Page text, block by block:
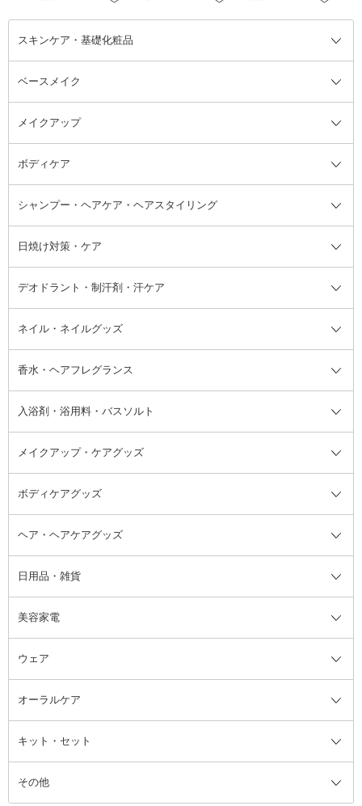
スキンケア・基礎化粧品
スキンケア・基礎化粧品全て
洗顔料
美容液
オールインワン化粧品 フェイスクリーム
フェイスオイル・バーム
ブースター・導入液
洗い流すパック・マスク
リップクリーム・リップケア
顔用マッサージ料
ベースメイク
ベースメイク全て
BBクリーム
コンシーラー ファンデーション
フェイスパウダー
メイクアップ
メイクアップ全て
まつげ美容液 つけまつげ
アイシャドウ
アイブロウ・眉マスカラ
チーク
ハイライト・シェーディング
ボディケア
ボディケア全て
ボディソープ・ハンドソープ・石
けん
ボディケア
レッグ・フットケア
バストケア
ネイルケア
脱毛・除毛ケア
シャンプー・ヘアケア・ヘアスタイリング
シャンプー・ヘアケア・ヘアスタ
イリング全て
洗い流さないトリートメント
ヘアスタイリング剤
頭皮ケア・育毛剤
その他シャンプー・ヘアケア・ヘ
アスタイリング
日焼け対策・ケア
日焼け対策・ケア全て
サンオイル・タンニング
その他日焼け対策・UVケア
デオドラント・制汗剤・汗ケア
デオドラント・制汗剤・汗ケア全
て
フット用デオドラント・制汗剤・
汗ケア
ネイル・ネイルグッズ
ネイル・ネイルグッズ全て
ジェルネイル
リムーバー・除光液
香水・ヘアフレグランス
香水・ヘアフレグランス全て
フレグランスミスト
その他香水・ヘアフレグランス
入浴剤・浴用料・バスソルト
入浴剤・浴用料・バスソルト全て
バスソルト
メイクアップ・ケアグッズ
メイクアップ・ケアグッズ全て
コットン・綿棒
洗顔グッズ
ブラシ・チップ
ツィザー・毛抜き
カミソリ
ファンデーション・パウダーケー
ス
ミラー・鏡
ボディケアグッズ
ボディケアグッズ全て
マッサージ・ボディケアグッズ
かかと・角質ケアグッズ
絆創膏
ヘア・ヘアケアグッズ
ヘア・ヘアケアグッズ全て
ヘアゴム
ヘアバンド
ヘッドマッサージブラシ
日用品・雑貨
日用品・雑貨全て
柔軟剤
ルームフレグランス・ディフュー
ザー
アロマキャンドル
消臭剤・芳香剤
美容家電
美容家電全て
ボディケア美容家電
その他美容家電
ウェア
ウェア全て
レッグウェア
オーラルケア
オーラルケア全て
歯ブラシ
キット・セット
キット・セット全て
その他